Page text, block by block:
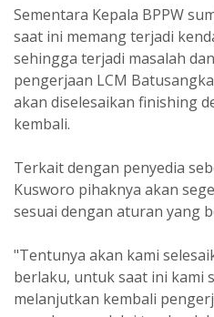
Sementara Kepala BPPW
saat ini memang terjadi
sehingga terjadi masalah
pengerjaan LCM
akan diselesaikan finishing
kembali.
Terkait dengan penyedia
Kusworo pihaknya akan
sesuai dengan aturan yang
"Tentunya akan kami
berlaku, untuk saat ini kami
melanjutkan kembali